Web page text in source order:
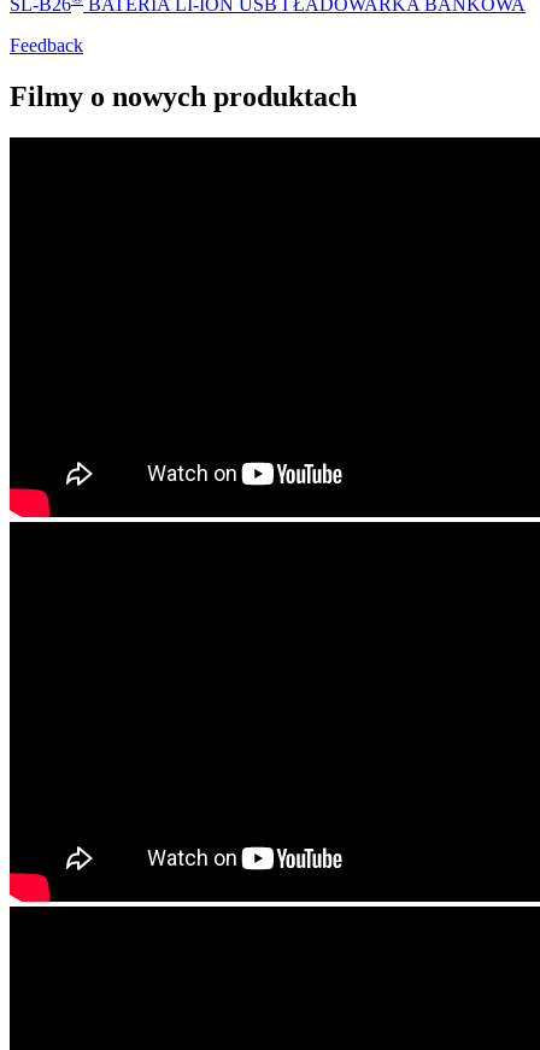
SL-B26
BATERIA LI-ION USB I ŁADOWARKA BANKOWA
Feedback
Filmy o nowych produktach